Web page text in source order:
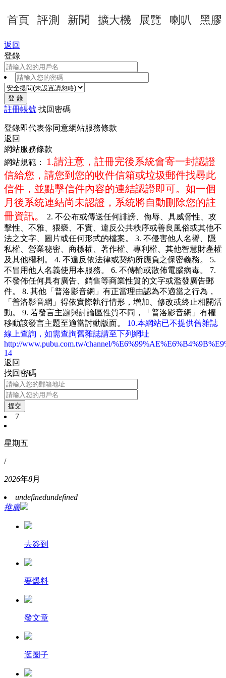
首頁 評測 新聞 擴大機 展覽 喇叭 黑膠
返回
登錄
登 錄
註冊帳號 找回密碼
登錄即代表你同意網站服務條款
返回
網站服務條款
網站規範： 1.請注意，註冊完後系統會寄一封認證
信給您，請您到您的收件信箱或垃圾郵件找尋此
信件，並點擊信件內容的連結認證即可。如一個
月後系統連結尚未認證，系統將自動刪除您的註
冊資訊。
2. 不公布或傳送任何誹謗、侮辱、具威脅性、攻
擊性、不雅、猥褻、不實、違反公共秩序或善良風俗或其他不
法之文字、圖片或任何形式的檔案。 3. 不侵害他人名譽、隱
私權、營業秘密、商標權、著作權、專利權、其他智慧財產權
及其他權利。 4. 不違反依法律或契約所應負之保密義務。 5.
不冒用他人名義使用本服務。 6. 不傳輸或散佈電腦病毒。 7.
不發佈任何具有廣告、銷售等商業性質的文字或濫發廣告郵
件。 8. 其他「普洛影音網」有正當理由認為不適當之行為，
「普洛影音網」得依實際執行情形，增加、修改或終止相關活
動。 9. 若發言主題與討論區性質不同，「普洛影音網」有權
移動該發言主題至適當討動版面。 10.本網站已不提供舊雜誌
線上查詢，如需查詢舊雜誌請至下列網址
http://www.pubu.com.tw/channel/
14
返回
找回密碼
提交
7
星期五
/
2026年8月
undefinedundefined
推廣
去簽到
要爆料
發文章
逛圈子